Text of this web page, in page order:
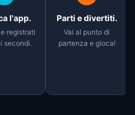
l'app.
registrati
secondi.
Parti e divertiti.
Vai al punto di
partenza e gioca!